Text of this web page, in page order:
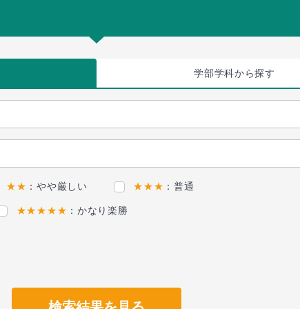
学部学科から探す
★★ ：やや厳しい ★★★ ：普通
★★★★★ ：かなり楽勝